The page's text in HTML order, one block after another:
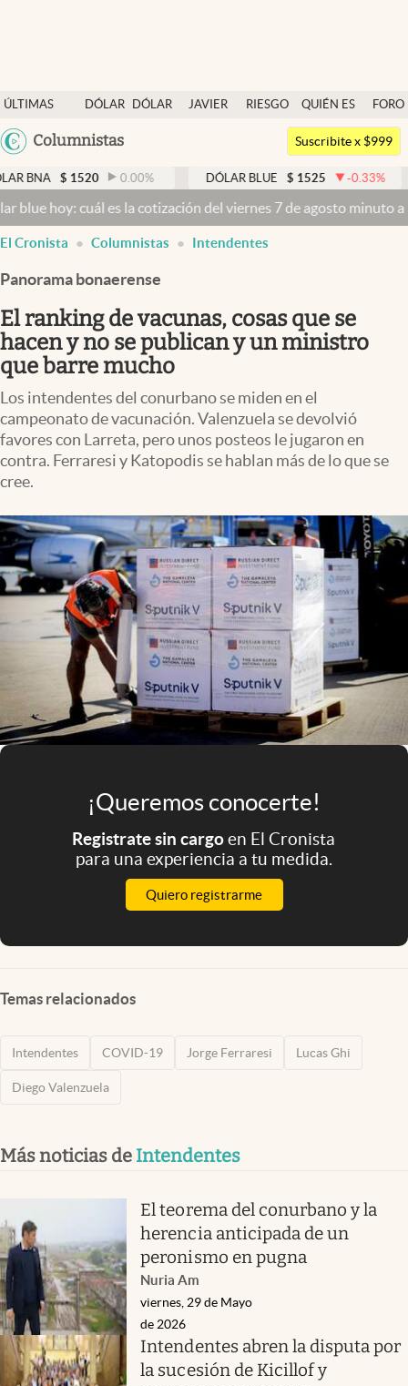
ÚLTIMAS
NOTICIAS
DÓLAR
DÓLAR
JAVIER
RIESGO
QUIÉN ES
QUIÉN
FORO
Argentina
México
Columnistas
Dólar
Members
Economía y Política
Finanzas y Mercados
Mercados Online
Negocios
Columnistas
Otras secciones
Infotechnology
Clase
Clima
Mundial 2026
Eventos Corporativos
El Cronista Studio
Mediakit
abre en nueva pestaña
Argentina
Suscribite x $999
1520 0.00% DÓLAR BLUE $ 1525 -0.33% DÓLAR
cuál es la cotización del viernes 7 de agosto minuto a minuto
El Cronista Columnistas Intendentes
Panorama bonaerense
El ranking de vacunas, cosas que se
hacen y no se publican y un ministro
que barre mucho
Los intendentes del conurbano se miden en el
campeonato de vacunación. Valenzuela se devolvió
favores con Larreta, pero unos posteos le jugaron en
contra. Ferraresi y Katopodis se hablan más de lo que se
cree.
¡Queremos conocerte!
Registrate sin cargoen El Cronista
para una experiencia a tu medida.
Quiero registrarme
Temas relacionados
Intendentes COVID-19 Jorge Ferraresi Lucas Ghi
Diego Valenzuela
Más noticias de Intendentes
El teorema del conurbano y la
herencia anticipada de un
peronismo en pugna
Nuria Am
viernes, 29 de Mayo
de 2026
Intendentes abren la disputa por
la sucesión de Kicillof y